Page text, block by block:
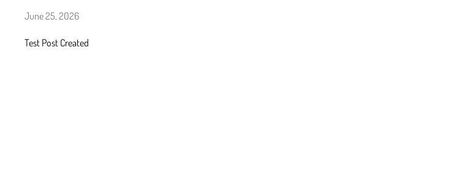
June 25, 2026
Test Post Created